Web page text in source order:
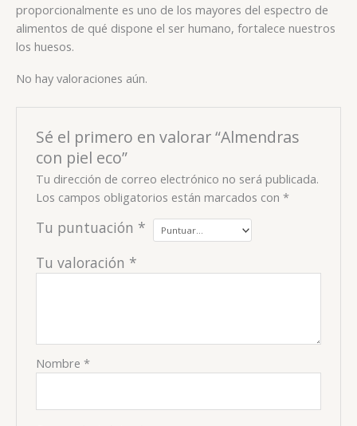
proporcionalmente es uno de los mayores del espectro de
alimentos de qué dispone el ser humano, fortalece nuestros
los huesos.
No hay valoraciones aún.
Sé el primero en valorar “Almendras
con piel eco”
Tu dirección de correo electrónico no será publicada.
Los campos obligatorios están marcados con*
Tu puntuación *
Tu valoración *
Nombre*